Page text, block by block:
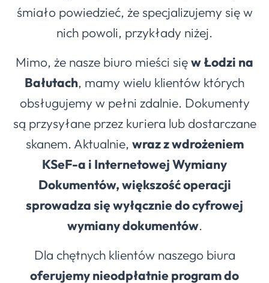
śmiało powiedzieć, że specjalizujemy się w
nich powoli, przykłady niżej.
Mimo, że nasze biuro mieści sięw Łodzi na
Bałutach, mamy wielu klientów których
obsługujemy w pełni zdalnie. Dokumenty
są przysyłane przez kuriera lub dostarczane
skanem. Aktualnie, wraz z wdrożeniem
KSeF-a i Internetowej Wymiany
Dokumentów, większość operacji
sprowadza się wyłącznie do cyfrowej
wymiany dokumentów.
Dla chętnych klientów naszego biura
oferujemy nieodpłatnie program do